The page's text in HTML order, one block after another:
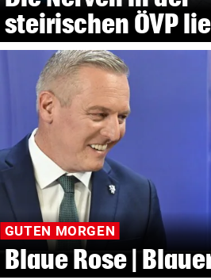
steirischen ÖVP
GUTEN MORGEN
Blaue Rose |